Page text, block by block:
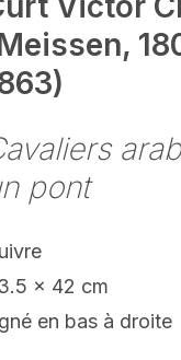
pont
x 42 cm
en bas à droite